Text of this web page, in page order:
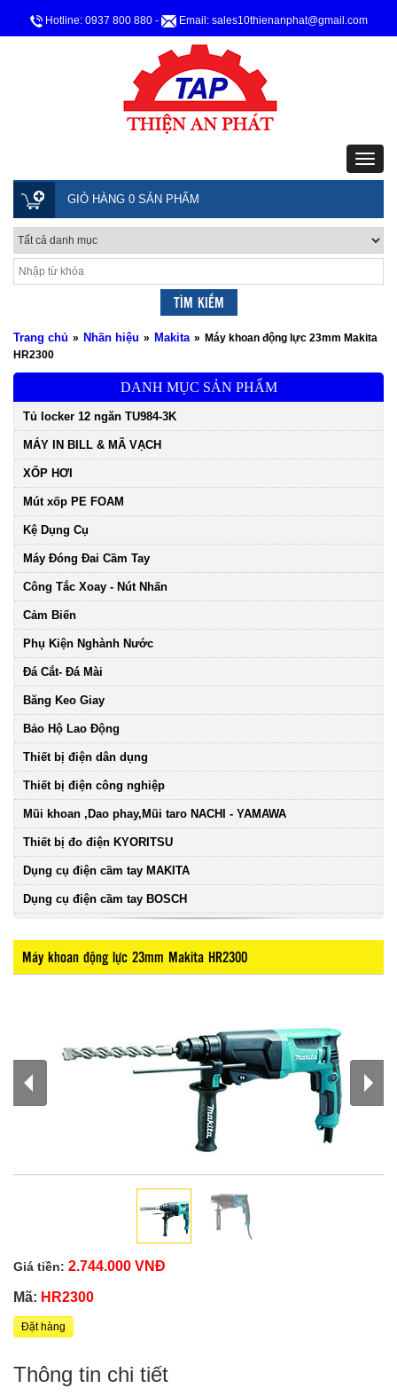
Hotline: 0937 800 880 - Email: sales10thienanphat@gmail.com
GIỎ HÀNG 0 SẢN PHẨM
Trang chủ » Nhãn hiệu » Makita » Máy khoan động lực 23mm Makita
HR2300
DANH MỤC SẢN PHẨM
Tủ locker 12 ngăn TU984-3K
MÁY IN BILL & MÃ VẠCH
XỐP HƠI
Mút xốp PE FOAM
Kệ Dụng Cụ
Máy Đóng Đai Cầm Tay
Công Tắc Xoay - Nút Nhấn
Cảm Biến
Phụ Kiện Nghành Nước
Đá Cắt- Đá Mài
Băng Keo Giay
Bảo Hộ Lao Động
Thiết bị điện dân dụng
Thiết bị điện công nghiệp
Mũi khoan ,Dao phay,Mũi taro NACHI - YAMAWA
Thiết bị đo điện KYORITSU
Dụng cụ điện cầm tay MAKITA
Dụng cụ điện cầm tay BOSCH
Máy khoan động lực 23mm Makita HR2300
Giá tiền: 2.744.000 VNĐ
Mã: HR2300
Đặt hàng
Thông tin chi tiết